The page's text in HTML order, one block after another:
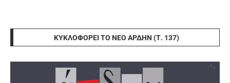
ΚΥΚΛΟΦΟΡΕΊ ΤΟ ΝΈΟ ΆΡΔΗΝ (Τ. 137)